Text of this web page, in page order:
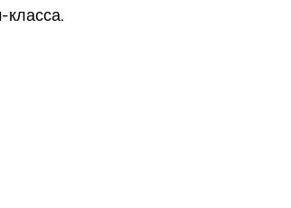
класса.